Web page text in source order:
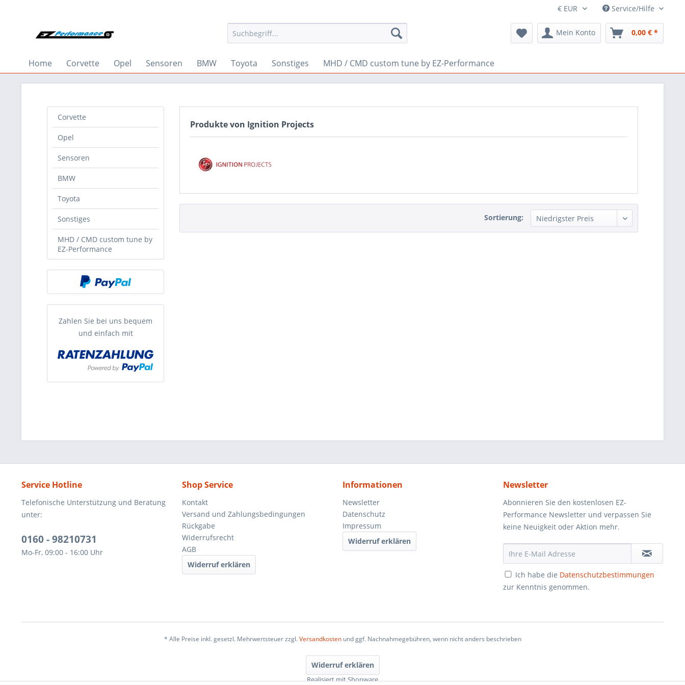
Service/Hilfe
Mein Konto 0,00 € *
Home Corvette Opel Sensoren BMW Toyota Sonstiges MHD / CMD custom tune by EZ-Performance
Corvette
Opel
Sensoren
BMW
Toyota
Sonstiges
MHD / CMD custom tune by
EZ-Performance
Zahlen Sie bei uns bequem
und einfach mit
Produkte von Ignition Projects
Sortierung:
Service Hotline
Telefonische Unterstützung und Beratung
unter:
0160 - 98210731
Mo-Fr, 09:00 - 16:00 Uhr
Shop Service
Kontakt
Versand und Zahlungsbedingungen
Rückgabe
Widerrufsrecht
AGB
Widerruf erklären
Informationen
Newsletter
Datenschutz
Impressum
Widerruf erklären
Newsletter
Abonnieren Sie den kostenlosen EZ-
Performance Newsletter und verpassen Sie
keine Neuigkeit oder Aktion mehr.
Ich habe die Datenschutzbestimmungen
zur Kenntnis genommen.
* Alle Preise inkl. gesetzl. Mehrwertsteuer zzgl.Versandkostenund ggf. Nachnahmegebühren, wenn nicht anders beschrieben
Widerruf erklären
Realisiert mit Shopware